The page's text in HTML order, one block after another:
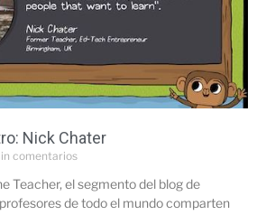
Nick Chater
comentarios
Teacher, el segmento del blog de
de todo el mundo comparten